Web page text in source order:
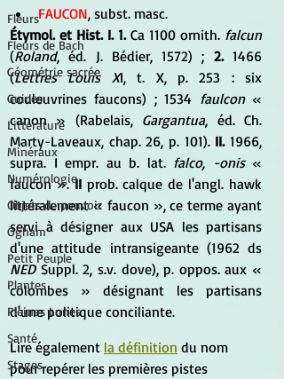
Fleurs
Fleurs de Bach
Géométrie sacrée
Guides
Littérature
Minéraux
Numérologie
Objets de pouvoir
Ogham
Petit Peuple
Plantes
Pleines Lunes
Santé
Stages
FAUCON, subst. masc.
Étymol. et Hist. I. 1. Ca 1100 ornith. falcun
(Roland, éd. J. Bédier, 1572) ; 2. 1466
(Lettres Louis XI, t. X, p. 253 : six
couleuvrines faucons) ; 1534 faulcon «
canon » (Rabelais, Gargantua, éd. Ch.
Marty-Laveaux, chap. 26, p. 101). II. 1966,
supra. I empr. au b. lat. falco, -onis «
faucon ». II prob. calque de l'angl. hawk
littéralement « faucon », ce terme ayant
servi à désigner aux USA les partisans
NED Suppl. 2, s.v. dove), p. oppos. aux «
colombes » désignant les partisans
d'une politique conciliante.
Lire également la définition du nom
pour repérer les premières pistes